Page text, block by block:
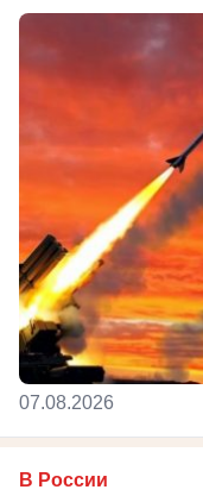
07.08.2026
В России